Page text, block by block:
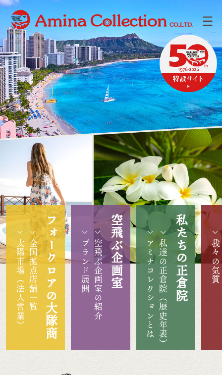
フォークロアの大隊商
全国拠点店舗一覧
太陽市場（法人営業） 空飛ぶ企画室
空飛ぶ企画室の紹介
ブランド展開 私たちの正倉院
私達の正倉院（歴史年表）
アミナコレクションとは 我々の気質